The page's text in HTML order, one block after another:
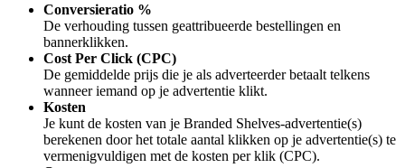
Conversieratio %
De verhouding tussen geattribueerde bestellingen en
bannerklikken.
Cost Per Click (CPC)
De gemiddelde prijs die je als adverteerder betaalt telkens
wanneer iemand op je advertentie klikt.
Kosten
Je kunt de kosten van je Branded Shelves-advertentie(s)
berekenen door het totale aantal klikken op je advertentie(s) te
vermenigvuldigen met de kosten per klik (CPC).